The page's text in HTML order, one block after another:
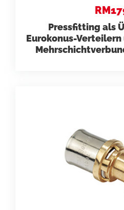
Pressfitting als
Eurokonus-